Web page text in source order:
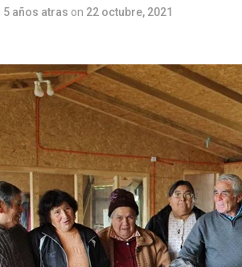
5 años atras on 22 octubre, 2021